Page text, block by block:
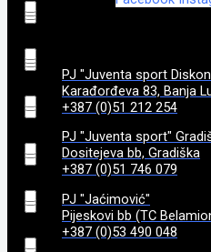
95(0)
97(0)
98( 0 )
99(0)
9 + 1(0)
3,25(0)
3,3(0)
3,4(0)
175(0)
182( 0 )
184(0)
185(0)
PJ "Juventa sport
Karađorđeva 83, Banja
+387 (0)51 212 254
PJ "Juventa sport"
Dositejeva bb, Gradiška
+387 (0)51 746 079
PJ "Jaćimović"
Pijeskovi bb (TC
+387 (0)53 490 048